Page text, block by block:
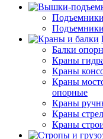
Подъемники
Балки
Краны
Краны
Краны
опорные
Краны
Краны
Краны